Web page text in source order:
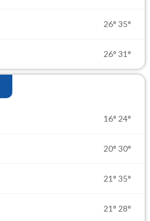
26° 35°
26° 31°
16° 24°
20° 30°
21° 35°
21° 28°